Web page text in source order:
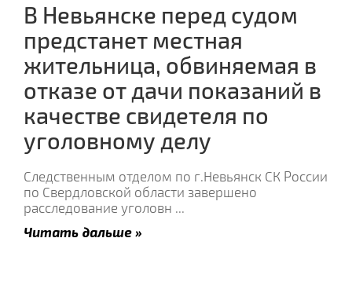
В Невьянске перед судом
предстанет местная
жительница, обвиняемая в
отказе от дачи показаний в
качестве свидетеля по
уголовному делу
Следственным отделом по г.Невьянск СК России
по Свердловской области завершено
расследование уголовн ...
Читать дальше »